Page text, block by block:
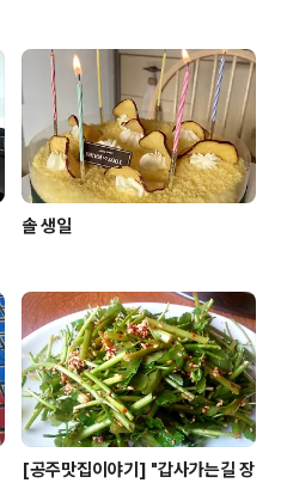
솔 생일
[공주맛집이야기] "갑사가는길 장